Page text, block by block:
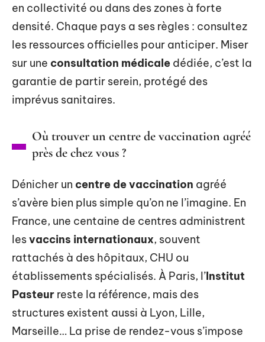
en collectivité ou dans des zones à forte
densité. Chaque pays a ses règles : consultez
les ressources officielles pour anticiper. Miser
sur une consultation médicale dédiée, c’est la
garantie de partir serein, protégé des
imprévus sanitaires.
Où trouver un centre de vaccination agréé
près de chez vous ?
Dénicher un centre de vaccination agréé
s’avère bien plus simple qu’on ne l’imagine. En
France, une centaine de centres administrent
lesvaccins internationaux, souvent
rattachés à des hôpitaux, CHU ou
établissements spécialisés. À Paris, l’Institut
Pasteur reste la référence, mais des
structures existent aussi à Lyon, Lille,
Marseille… La prise de rendez-vous s’impose